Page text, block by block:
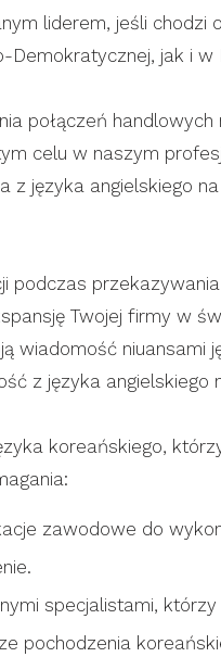
liderem, jeśli
jak i
połączeń
celu w naszym
z języka angielskiego
podczas
Twojej firmy w
wiadomość
z języka angielskiego
koreańskiego,
zawodowe do
specjalistami,
pochodzenia